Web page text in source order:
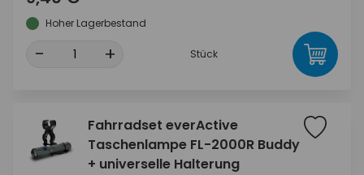
Hoher Lagerbestand
- + Stück
Fahrradset everActive
Taschenlampe FL-2000R Buddy
+ universelle Halterung